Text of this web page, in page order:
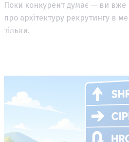
Поки конкурент думає — ви вже
про архітектуру рекрутингу в
тільки.